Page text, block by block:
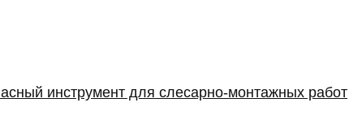
инструмент для слесарно-монтажных работ